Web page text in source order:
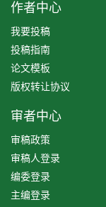
作者中心
我要投稿
投稿指南
论文模板
版权转让协议
审者中心
审稿政策
审稿人登录
编委登录
主编登录